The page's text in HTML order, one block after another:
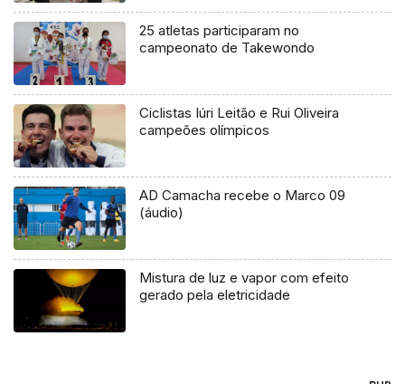
25 atletas participaram no
campeonato de Takewondo
Ciclistas Iúri Leitão e Rui Oliveira
campeões olímpicos
AD Camacha recebe o Marco 09
(áudio)
Mistura de luz e vapor com efeito
gerado pela eletricidade